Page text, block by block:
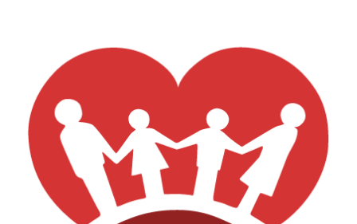
Finanzielle Hilfe
Witze
Wissen
Rechte